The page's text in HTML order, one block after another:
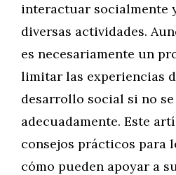
interactuar socialmente
diversas actividades.
es necesariamente un
limitar las experiencias
desarrollo social si no se
adecuadamente. Este
consejos prácticos para
cómo pueden apoyar a